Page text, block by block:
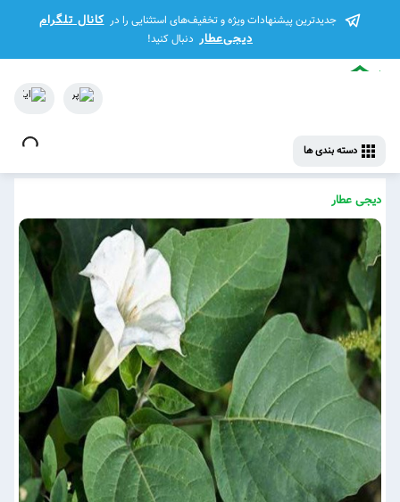
جدیدترین پیشنهادات ویژه و تخفیف‌های استثنایی را در کانال تلگرام
دیجی‌عطار دنبال کنید!
دسته بندی ها
دیجی عطار